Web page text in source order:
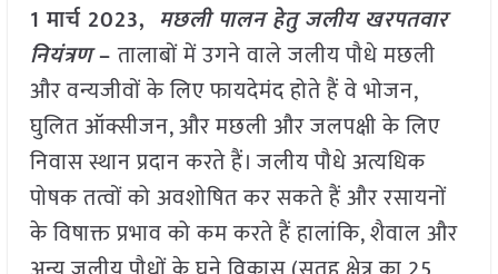
1 मार्च 2023, मछली पालन हेतु जलीय खरपतवार
नियंत्रण–तालाबों में उगने वाले जलीय पौधे मछली
और वन्यजीवों के लिए फायदेमंद होते हैं वे भोजन,
घुलित ऑक्सीजन, और मछली और जलपक्षी के लिए
निवास स्थान प्रदान करते हैं। जलीय पौधे अत्यधिक
पोषक तत्वों को अवशोषित कर सकते हैं और रसायनों
के विषाक्त प्रभाव को कम करते हैं हालांकि, शैवाल और